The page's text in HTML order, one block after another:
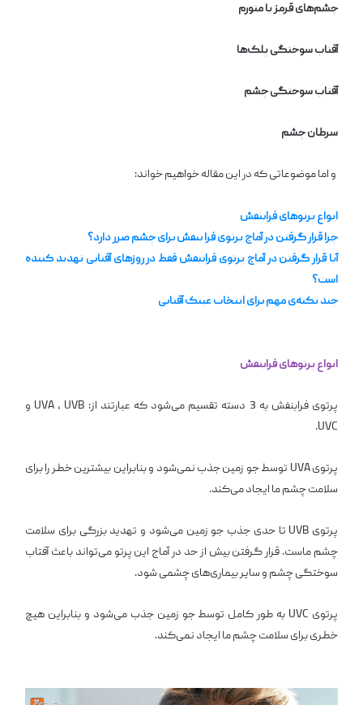
چشم‌های قرمز یا متورم
آفتاب سوختگی پلک‌ها
آفتاب سوختگی چشم
سرطان چشم
و اما موضوعاتی که در این مقاله خواهیم خواند:
انواع پرتوهای فرابنفش
چرا قرار گرفتن در آماجپرتوی فرا بنفش برای چشم ضرر دارد؟
آیا قرار گرفتن در آماج پرتوی فرابنفش فقط در روزهای آفتابی تهدید کننده
است؟
چند نکته‌ی مهم برای انتخاب عینک آفتابی
انواع پرتوهای فرابنفش
پرتوی فرابنفش به 3 دسته تقسیم می‌شود که عبارتند از: UVA ، UVB و
UVC.
پرتوی UVA توسط جو زمین جذب نمی‌شود و بنابراین بیشترین خطر را برای
سلامت چشم ما ایجاد می‌کند.
پرتوی UVB تا حدی جذب جو زمین می‌شود و تهدید بزرگی برای سلامت
چشم ماست. قرار گرفتن بیش از حد در آماج این پرتو می‌تواند باعث آفتاب
سوختگی چشم و سایر بیماری‌های چشمی شود.
پرتوی UVC به طور کامل توسط جو زمین جذب می‌شود و بنابراین هیچ
خطری برای سلامت چشم ما ایجاد نمی‌کند.